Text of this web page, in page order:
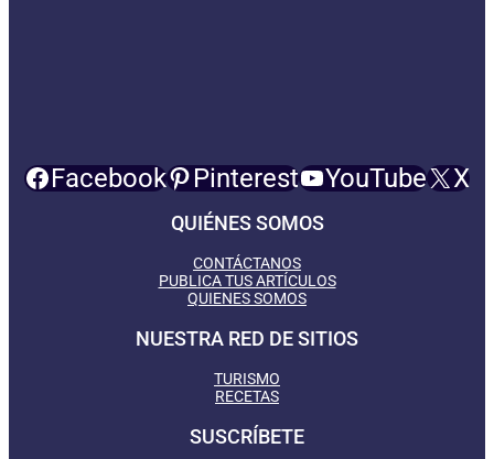
Facebook Pinterest YouTube X
QUIÉNES SOMOS
CONTÁCTANOS
PUBLICA TUS ARTÍCULOS
QUIENES SOMOS
NUESTRA RED DE SITIOS
TURISMO
RECETAS
SUSCRÍBETE